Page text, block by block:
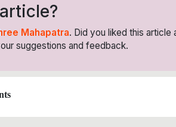
Mahapatra. Did you liked this
suggestions and feedback.